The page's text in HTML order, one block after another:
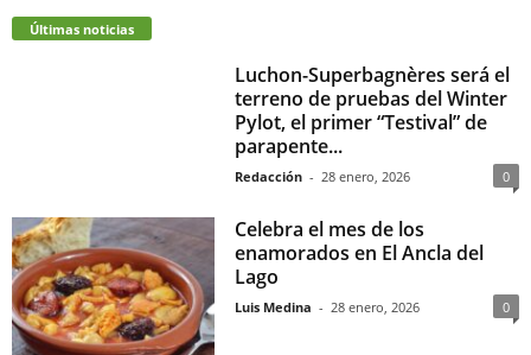
Últimas noticias
Luchon-Superbagnères será el
terreno de pruebas del Winter
Pylot, el primer “Testival” de
parapente...
Redacción - 28 enero, 2026 0
Celebra el mes de los
enamorados en El Ancla del
Lago
Luis Medina - 28 enero, 2026 0